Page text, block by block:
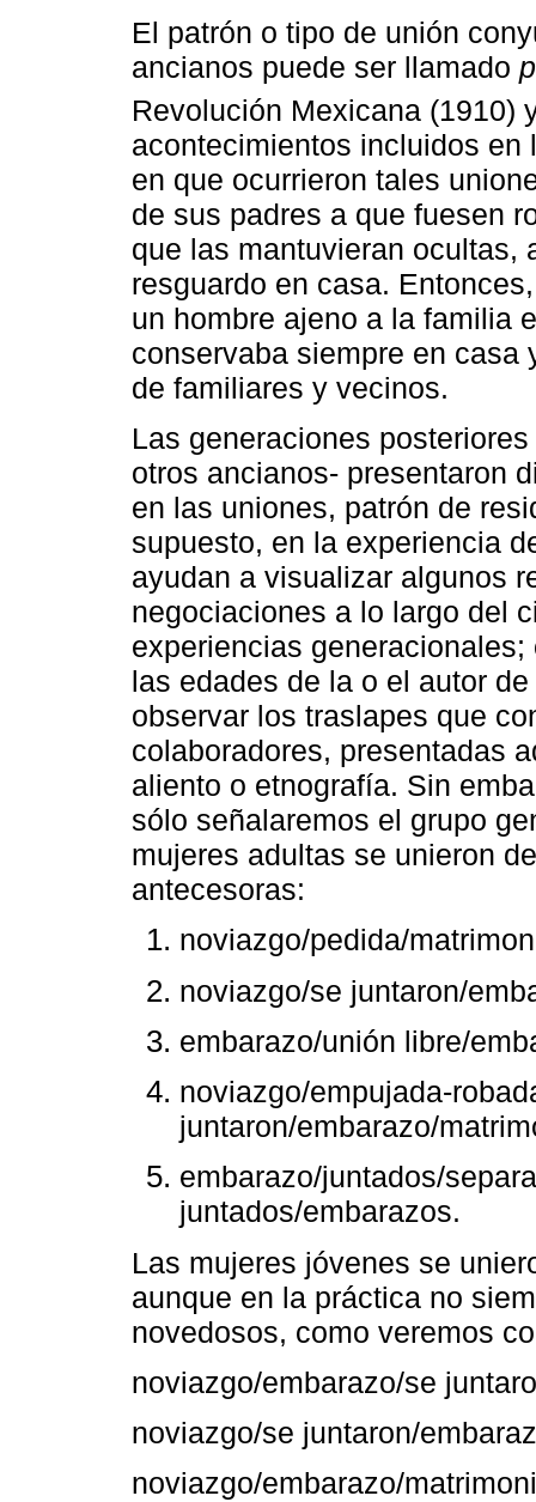
El patrón o tipo de unión
ancianos puede ser llamado
Revolución Mexicana (1910)
acontecimientos incluidos
en que ocurrieron tales
de sus padres a que fuesen
que las mantuvieran ocultas,
resguardo en casa.
un hombre ajeno a la familia
conservaba siempre en casa
de familiares y vecinos.
Las generaciones
otros ancianos- presentaron
en las uniones, patrón de
supuesto, en la experiencia
ayudan a visualizar algunos
negociaciones a lo largo del
experiencias
las edades de la o el autor
observar los traslapes que
colaboradores, presentadas
aliento o etnografía. Sin
sólo señalaremos el grupo
mujeres adultas se unieron
antecesoras:
noviazgo/pedida/
noviazgo/se juntaron/
embarazo/unión libre/
noviazgo/empujada-
juntaron/embarazo/
embarazo/juntados/
juntados/embarazos.
Las mujeres jóvenes se
aunque en la práctica no
novedosos, como veremos
noviazgo/embarazo/se
noviazgo/se juntaron/
noviazgo/embarazo/